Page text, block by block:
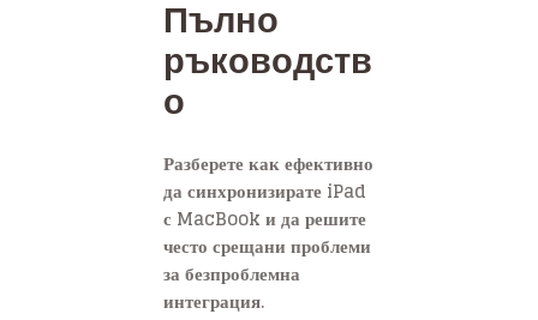
Пълно
ръководств
о
Разберете как ефективно
да синхронизирате iPad
с MacBook и да решите
често срещани проблеми
за безпроблемна
интеграция.